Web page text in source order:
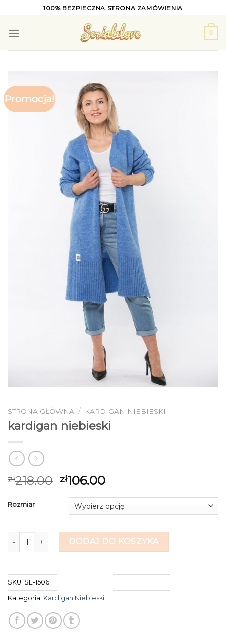
content
100% BEZPIECZNA STRONA ZAMÓWIENIA
0
Promocja!
STRONA GŁÓWNA / KARDIGAN NIEBIESKI
kardigan niebieski
zł218.00 zł106.00
Rozmiar
ilość kardigan niebieskiDODAJ DO KOSZYKA
SKU: SE-1506
Kategoria: Kardigan Niebieski